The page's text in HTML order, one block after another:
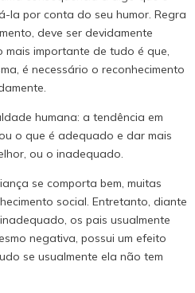
la por conta do seu humor. Regra
deve ser devidamente
importante de tudo é que,
é necessário o reconhecimento
humana: a tendência em
o que é adequado e dar mais
ou o inadequado.
se comporta bem, muitas
social. Entretanto, diante
os pais usualmente
negativa, possui um efeito
se usualmente ela não tem